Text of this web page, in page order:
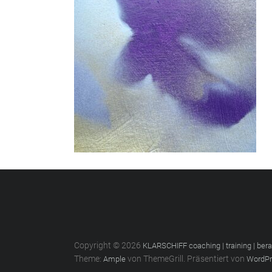
Copyright © 2026 KLARSCHIFF coaching | training |
Theme: Ample von ThemeGrill. Präsentiert von